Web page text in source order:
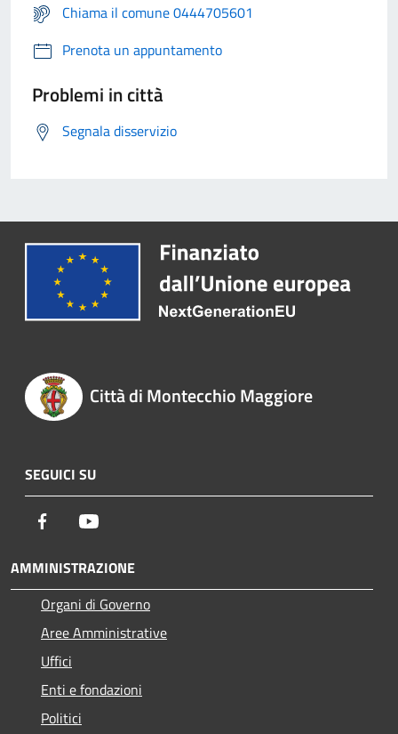
Chiama il comune 0444705601
Prenota un appuntamento
Problemi in città
Segnala disservizio
Città di Montecchio Maggiore
SEGUICI SU
Facebook
AMMINISTRAZIONE
Organi di Governo
Aree Amministrative
Uffici
Enti e fondazioni
Politici